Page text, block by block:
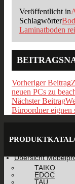
Veröffentlicht in
Schlagwörter
Laminatboden
Vorheriger Beitrag
neuen PCs zu
Nächster Beitrag
Büroordner
Übersicht
TAIKO
EDOC
TAU